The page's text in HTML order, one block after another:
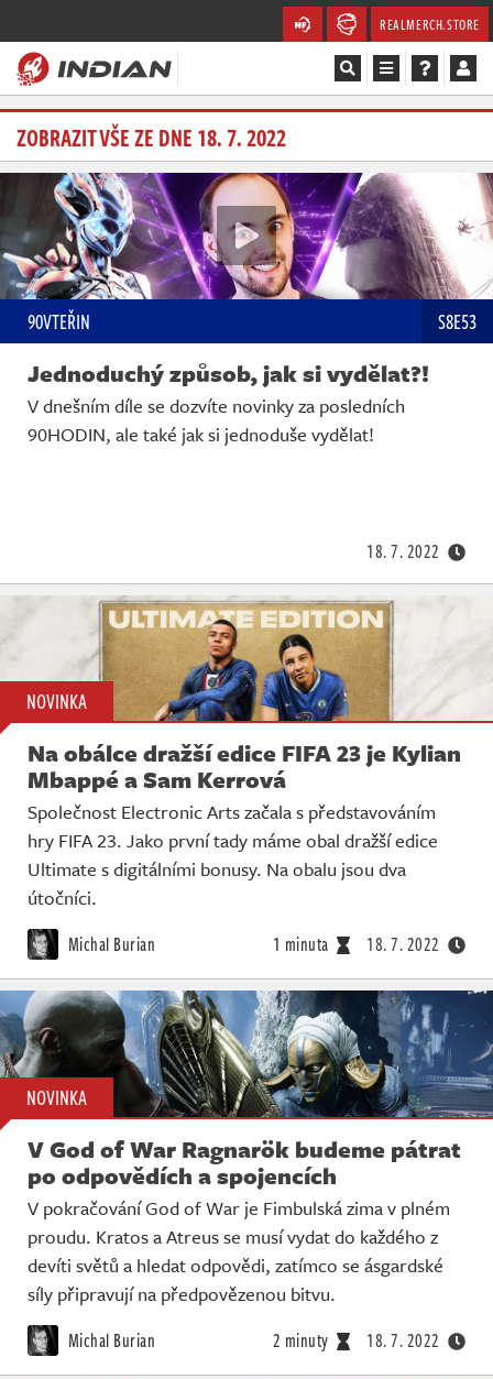
REALMERCH.STORE
Magazín
Recenze
Videa
Soutěže
Databáze
Komunita
Redakce
ZOBRAZIT VŠE ZE DNE 18. 7. 2022
90VTEŘIN S8E53
Jednoduchý způsob, jak si vydělat?!
V dnešním díle se dozvíte novinky za posledních
90HODIN, ale také jak si jednoduše vydělat!
18. 7. 2022
NOVINKA
Na obálce dražší edice FIFA 23 je Kylian
Mbappé a Sam Kerrová
Společnost Electronic Arts začala s představováním
hry FIFA 23. Jako první tady máme obal dražší edice
Ultimate s digitálními bonusy. Na obalu jsou dva
útočníci.
Michal Burian 1 minuta 18. 7. 2022
NOVINKA
V God of War Ragnarök budeme pátrat
po odpovědích a spojencích
V pokračování God of War je Fimbulská zima v plném
proudu. Kratos a Atreus se musí vydat do každého z
devíti světů a hledat odpovědi, zatímco se ásgardské
síly připravují na předpovězenou bitvu.
Michal Burian 2 minuty 18. 7. 2022